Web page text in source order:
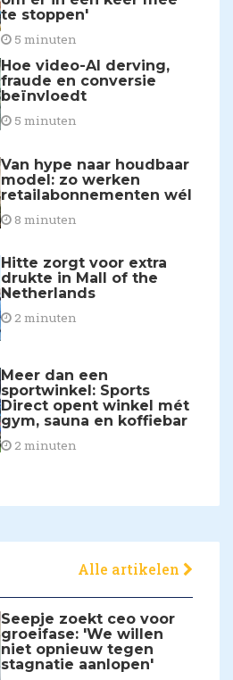
te stoppen'
5 minuten
Hoe video-AI derving,
fraude en conversie
beïnvloedt
5 minuten
Van hype naar houdbaar
model: zo werken
retailabonnementen wél
8 minuten
Hitte zorgt voor extra
drukte in Mall of the
Netherlands
2 minuten
Meer dan een
sportwinkel: Sports
Direct opent winkel mét
gym, sauna en koffiebar
2 minuten
Alle artikelen
Seepje zoekt ceo voor
groeifase: 'We willen
niet opnieuw tegen
stagnatie aanlopen'